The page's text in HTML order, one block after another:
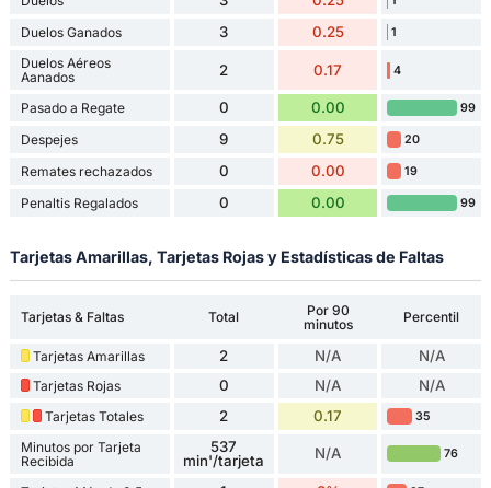
Duelos Ganados 3 0.25 1
Duelos Aéreos
Aanados
2 0.17 4
Pasado a Regate 0 0.00 99
Despejes 9 0.75 20
Remates rechazados 0 0.00 19
Penaltis Regalados 0 0.00 99
Tarjetas Amarillas, Tarjetas Rojas y Estadísticas de Faltas
Tarjetas & Faltas Total
Por 90
minutos
Percentil
Tarjetas Amarillas 2 N/A N/A
Tarjetas Rojas 0 N/A N/A
Tarjetas Totales 2 0.17 35
Minutos por Tarjeta
Recibida
537
min'/tarjeta
N/A 76